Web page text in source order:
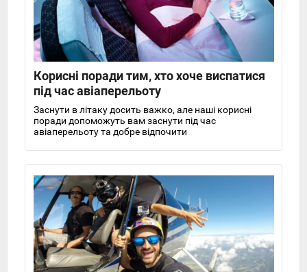
Корисні поради тим, хто хоче виспатися
під час авіаперельоту
Заснути в літаку досить важко, але наші корисні
поради допоможуть вам заснути під час
авіаперельоту та добре відпочити